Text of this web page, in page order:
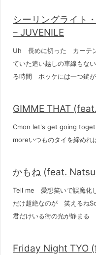
シーリングライト
– JUVENILE
Uh 長めに切った カーテン
ていた追い越しの車線もな
る時間 ポッケには一つ鍵
GIMME THAT
Cmon let's get going
moreいつものタイを締め
かもね (feat.
Tell me 愛想笑いで誤魔化
だけ超絶なのが 笑えるね
君だけいる街の光が静まる
Friday Night TYO